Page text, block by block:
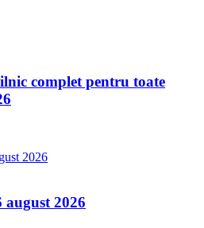
complet pentru toate
2026